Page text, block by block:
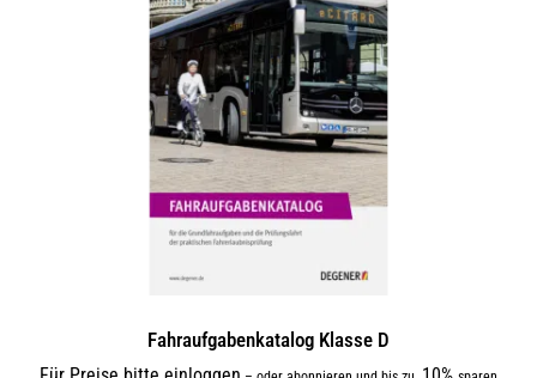
Fahraufgabenkatalog Klasse D